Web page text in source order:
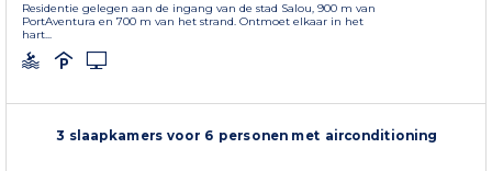
Residentie gelegen aan de ingang van de stad Salou, 900 m van
PortAventura en 700 m van het strand. Ontmoet elkaar in het
hart...
3 slaapkamers voor 6 personen met airconditioning